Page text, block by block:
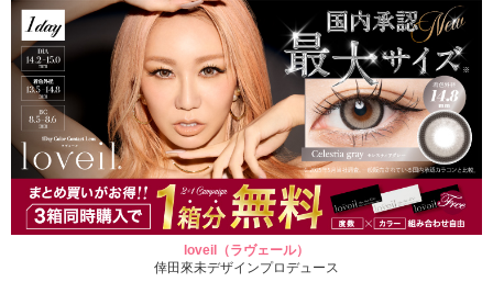
loveil（ラヴェール）
倖田來未デザインプロデュース